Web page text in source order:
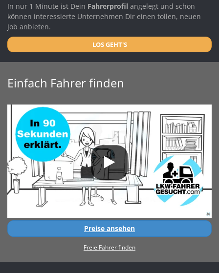
In nur 1 Minute ist Dein Fahrerprofil angelegt und schon
können interessierte Unternehmen Dir einen tollen, neuen
Job anbieten.
LOS GEHT'S
Einfach Fahrer finden
Preise ansehen
Freie Fahrer finden